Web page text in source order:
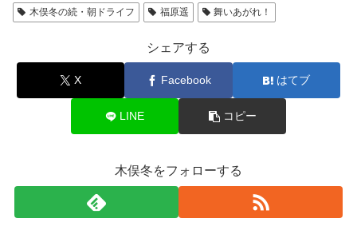
木俣冬の続・朝ドライフ
福原遥 舞いあがれ！
シェアする
X Facebook はてブ
LINE コピー
木俣冬をフォローする